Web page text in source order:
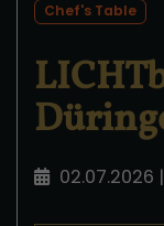
Chef's Table
02.07.2026 |